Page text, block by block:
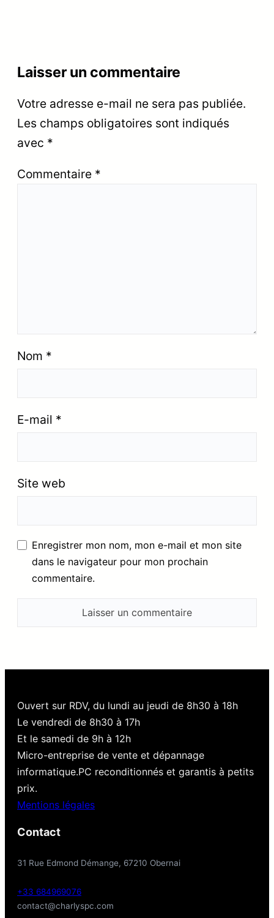
Laisser un commentaire
Votre adresse e-mail ne sera pas publiée.
Les champs obligatoires sont indiqués
avec *
Commentaire *
Nom *
E-mail *
Site web
Enregistrer mon nom, mon e-mail et mon site
dans le navigateur pour mon prochain
commentaire.
Ouvert sur RDV, du lundi au jeudi de 8h30 à 18h
Le vendredi de 8h30 à 17h
Et le samedi de 9h à 12h
Micro-entreprise de vente et dépannage
informatique.PC reconditionnés et garantis à petits
prix.
Mentions légales
Contact
31 Rue Edmond Démange, 67210 Obernai
+33 684969076
contact@charlyspc.com